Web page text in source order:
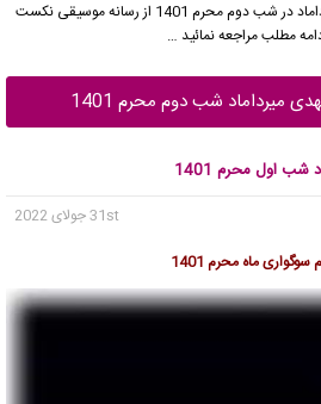
در شب دوم محرم 1401 از رسانه موسیقی نکست
مطلب مراجعه نمائید …
میرداماد شب دوم محرم 1401
اول محرم 1401
31st جولای 2022
سوگواری ماه محرم 1401